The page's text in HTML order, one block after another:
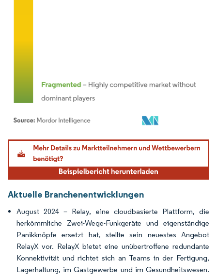
Bild © Mordor Intelligence. Wiederverwendung erfordert Namensnennung gemäß
Aktuelle Branchenentwicklungen
August 2024 – Relay, eine cloudbasierte Plattform, die
herkömmliche Zwei-Wege-Funkgeräte und eigenständige
Panikknöpfe ersetzt hat, stellte sein neuestes Angebot
RelayX vor. RelayX bietet eine unübertroffene redundante
Konnektivität und richtet sich an Teams in der Fertigung,
Lagerhaltung, im Gastgewerbe und im Gesundheitswesen.